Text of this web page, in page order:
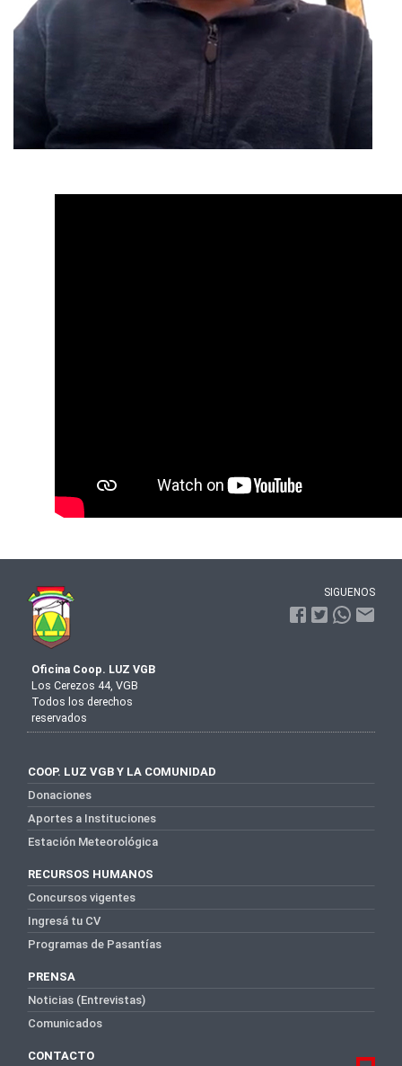
Oficina Coop. LUZ VGB
Los Cerezos 44, VGB
Todos los derechos
reservados
SIGUENOS
COOP. LUZ VGB Y LA COMUNIDAD
Donaciones
Aportes a Instituciones
Estación Meteorológica
RECURSOS HUMANOS
Concursos vigentes
Ingresá tu CV
Programas de Pasantías
PRENSA
Noticias (Entrevistas)
Comunicados
CONTACTO